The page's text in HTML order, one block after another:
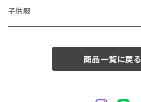
50/XL～
48/L
子供服
商品一覧に戻る